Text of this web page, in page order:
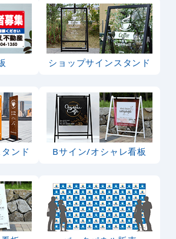
ショップサインスタンド
ンド Bサイン/オシャレ看板